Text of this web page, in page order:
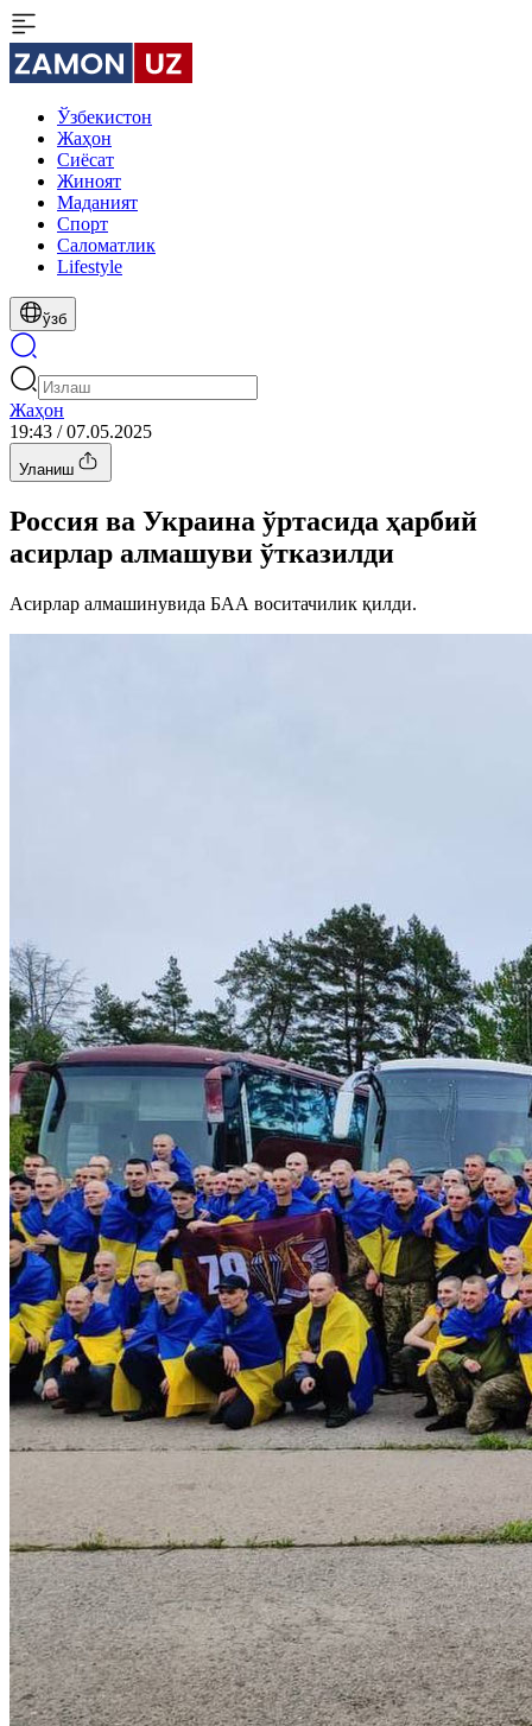
Ўзбекистон
Жаҳон
Сиёсат
Жиноят
Маданият
Спорт
Cаломатлик
Lifestyle
ўзб
Жаҳон
19:43 / 07.05.2025
Уланиш
Россия ва Украина ўртасида ҳарбий
асирлар алмашуви ўтказилди
Асирлар алмашинувида БАА воситачилик қилди.